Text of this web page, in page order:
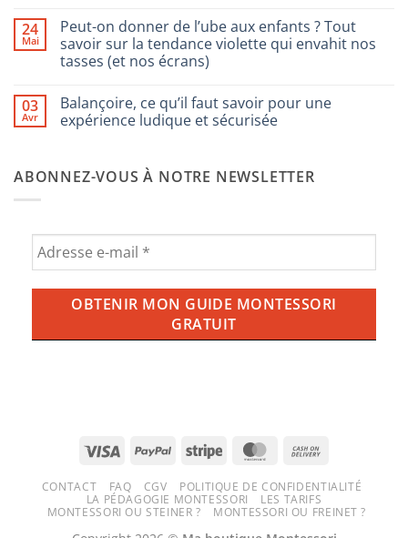
pour
enfants
Montessori
sur
Les
tendances
2025
de
décoration
de
chambre
Montessori
24
Mai
Peut-on donner de l’ube aux enfants ? Tout
savoir sur la tendance violette qui envahit nos
tasses (et nos écrans)
sur
Peut-
on
aux
enfants
sur
tendance
violette
envahit
nos
nos
03
Avr
Balançoire, ce qu’il faut savoir pour une
expérience ludique et sécurisée
Balançoire,
ce
pour
expérience
ludique
sécurisée
ABONNEZ-VOUS À NOTRE NEWSLETTER
Visa PayPal Stripe MasterCard
Delivery
CONTACT FAQ CGV
POLITIQUE DE CONFIDENTIALITÉ
LA PÉDAGOGIE MONTESSORI
LES TARIFS
MONTESSORI OU STEINER ?
MONTESSORI OU FREINET ?